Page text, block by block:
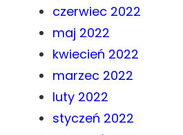
czerwiec 2022
maj 2022
kwiecień 2022
marzec 2022
luty 2022
styczeń 2022